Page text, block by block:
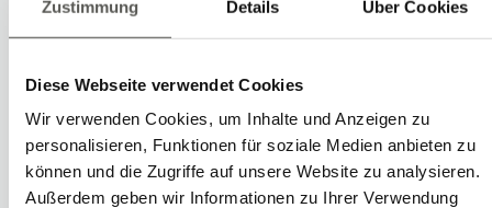
Zustimmung Details Über Cookies
Diese Webseite verwendet Cookies
Wir verwenden Cookies, um Inhalte und Anzeigen zu
personalisieren, Funktionen für soziale Medien anbieten zu
können und die Zugriffe auf unsere Website zu analysieren.
Außerdem geben wir Informationen zu Ihrer Verwendung
Elektrik statt Pneumatik lief. Für uns war
energieeffiziente Zukunft.» Heute setzt
Wild & Küpfer voll und ganz auf Smart
Manufacturing und hat sämtliche
Anlagen miteinander vernetzt.